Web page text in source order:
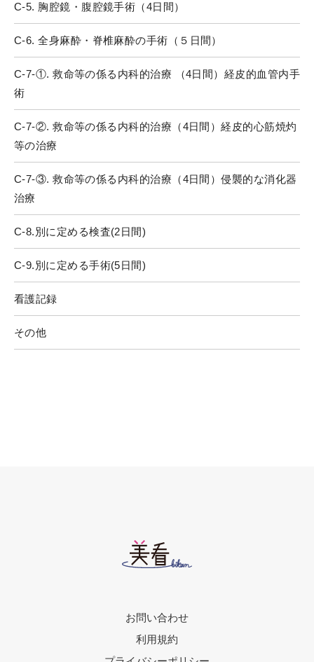
C-5. 胸腔鏡・腹腔鏡手術（4日間）
C-6. 全身麻酔・脊椎麻酔の手術（５日間）
C-7-①. 救命等の係る内科的治療 （4日間）経皮的血管内手
術
C-7-②. 救命等の係る内科的治療（4日間）経皮的心筋焼灼
等の治療
C-7-③. 救命等の係る内科的治療（4日間）侵襲的な消化器
治療
C-8.別に定める検査(2日間)
C-9.別に定める手術(5日間)
看護記録
その他
お問い合わせ
利用規約